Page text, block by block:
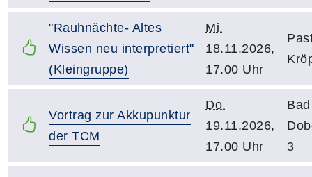
"Rauhnächte- Altes
Wissen neu interpretiert"
(Kleingruppe)
Mi.
18.11.2026,
17.00 Uhr
Vortrag zur Akkupunktur
der TCM
Do.
19.11.2026,
17.00 Uhr
Bad
3